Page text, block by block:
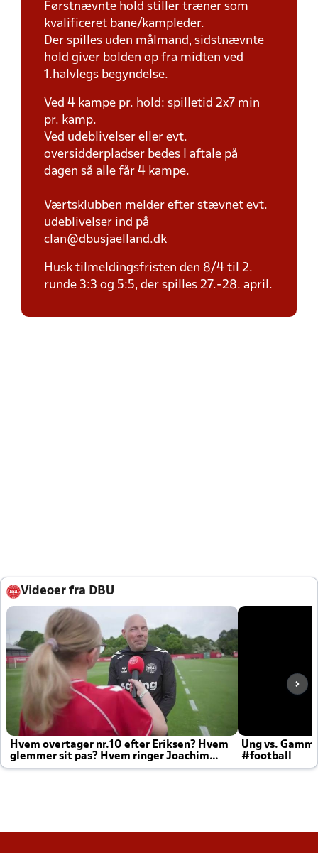
Førstnævnte hold stiller træner som
kvalificeret bane/kampleder.
Der spilles uden målmand, sidstnævnte
hold giver bolden op fra midten ved
1.halvlegs begyndelse.
Ved 4 kampe pr. hold: spilletid 2x7 min
pr. kamp.
Ved udeblivelser eller evt.
oversidderpladser bedes I aftale på
dagen så alle får 4 kampe.
Værtsklubben melder efter stævnet evt.
udeblivelser ind på
clan@dbusjaelland.dk
Husk tilmeldingsfristen den 8/4 til 2.
runde 3:3 og 5:5, der spilles 27.-28. april.
Videoer fra DBU
Hvem overtager nr.10 efter Eriksen? Hvem
glemmer sit pas? Hvem ringer Joachim
altid til efter kampe?
Ung vs.
#football